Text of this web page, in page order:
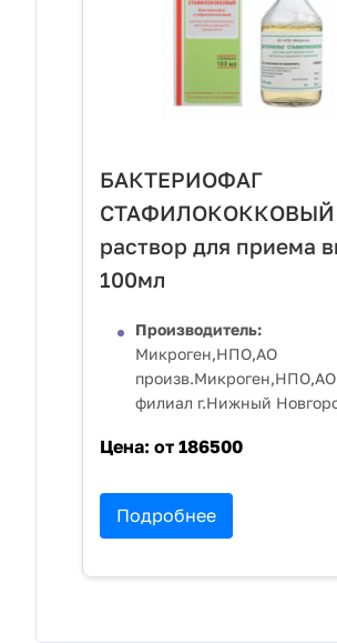
БАКТЕРИОФАГ
СТАФИЛОКОККОВЫЙ
раствор для приема
100мл
Производитель:
Микроген,НПО,АО
произв.Микроген,НПО,АО
филиал г.Нижный
Цена: от 186500
Подробнее